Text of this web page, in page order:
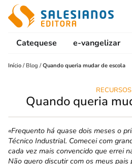
Catequese e-vangelizar
Início / Blog /Quando queria mudar de escola
RECURSOS
Quando queria
«Frequento há quase dois meses o
Técnico Industrial. Comecei com
cada vez mais con­vencido que errei
Não quero discutir com os meus